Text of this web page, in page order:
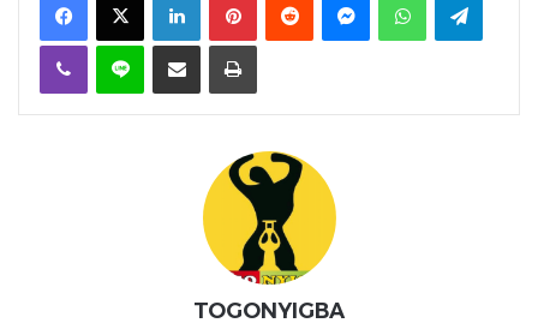
Viber Ligne Partager par email Imprimer
TOGONYIGBA